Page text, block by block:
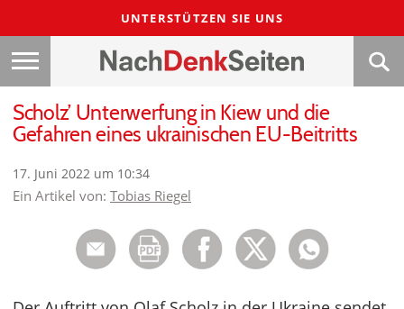
UNTERSTÜTZEN SIE UNS
Scholz’ Unterwerfung in Kiew und die
Gefahren eines ukrainischen EU-Beitritts
17. Juni 2022 um 10:34
Ein Artikel von: Tobias Riegel